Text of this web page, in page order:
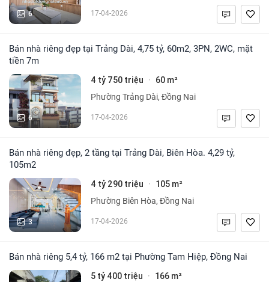
6 17-04-2026
Bán nhà riêng đẹp tại Trảng Dài, 4,75 tỷ, 60m2, 3PN, 2WC, mặt
tiền 7m
6
4 tỷ 750 triệu · 60 m²
Phường Trảng Dài, Đồng Nai
17-04-2026
Bán nhà riêng đẹp, 2 tầng tại Trảng Dài, Biên Hòa. 4,29 tỷ,
105m2
3
4 tỷ 290 triệu · 105 m²
Phường Biên Hòa, Đồng Nai
17-04-2026
Bán nhà riêng 5,4 tỷ, 166 m2 tại Phường Tam Hiệp, Đồng Nai
5 tỷ 400 triệu · 166 m²